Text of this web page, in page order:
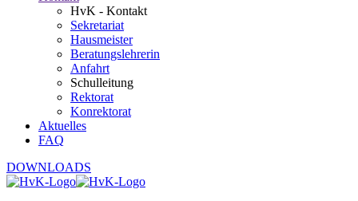
HvK - Kontakt
Sekretariat
Hausmeister
Beratungslehrerin
Anfahrt
Schulleitung
Rektorat
Konrektorat
Aktuelles
FAQ
DOWNLOADS